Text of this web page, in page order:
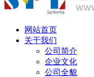
网站首页
关于我们
公司简介
企业文化
公司全貌